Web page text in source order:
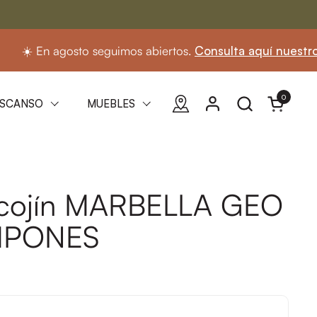
seguimos abiertos.Consulta aquí nuestro horario
Abrir
0
MUEBLES
MARBELLA GEO